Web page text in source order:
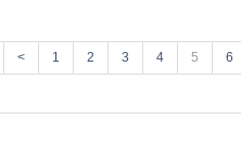
< 1 2 3 4 5 6